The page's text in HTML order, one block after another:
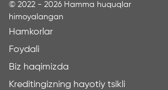
© 2022 - 2026 Hamma huquqlar
himoyalangan
Hamkorlar
Foydali
Biz haqimizda
Kreditingizning hayotiy tsikli